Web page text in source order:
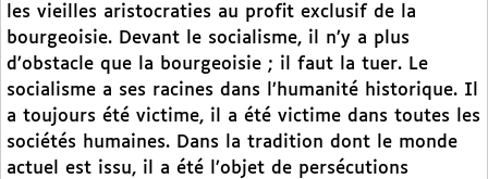
les vieilles aristocraties au profit exclusif de la
bourgeoisie. Devant le socialisme, il n’y a plus
d’obstacle que la bourgeoisie ; il faut la tuer. Le
socialisme a ses racines dans l’humanité historique. Il
a toujours été victime, il a été victime dans toutes les
sociétés humaines. Dans la tradition dont le monde
actuel est issu, il a été l’objet de persécutions